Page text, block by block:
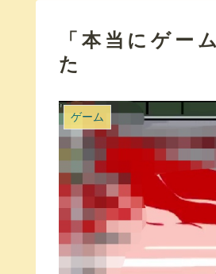
「本当にゲー
た
ゲーム